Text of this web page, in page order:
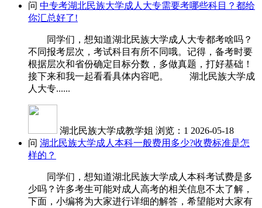
问 中专考湖北民族大学成人大专需要考哪些科目？都给
你汇总好了!
同学们，想知道湖北民族大学成人大专都考啥吗？
不同报考层次，考试科目有所不同哦。记得，备考时要
根据层次和省份确定目标分数，多做真题，打好基础！
接下来和我一起看看具体内容吧。 湖北民族大学成
人大专......
湖北民族大学成教学姐 浏览：1 2026-05-18
问 湖北民族大学成人本科一般费用多少?收费标准是怎
样的？
同学们，想知道湖北民族大学成人本科考试费是多
少吗？许多考生可能对成人高考的相关信息不太了解，
下面，小编将为大家进行详细的解答，希望能对大家有